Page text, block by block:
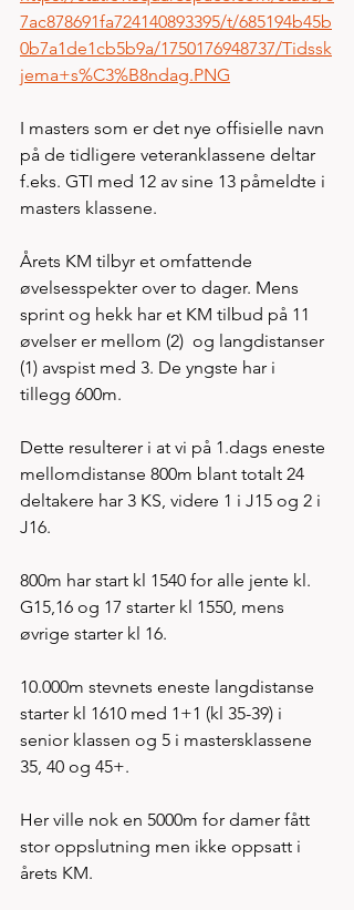
7ac878691fa724140893395/t/685194b45b
0b7a1de1cb5b9a/1750176948737/Tidssk
jema+s%C3%B8ndag.PNG
I masters som er det nye offisielle navn
på de tidligere veteranklassene deltar
f.eks. GTI med 12 av sine 13 påmeldte i
masters klassene.
Årets KM tilbyr et omfattende
øvelsesspekter over to dager. Mens
sprint og hekk har et KM tilbud på 11
øvelser er mellom (2)  og langdistanser
(1) avspist med 3. De yngste har i
tillegg 600m.
Dette resulterer i at vi på 1.dags eneste
mellomdistanse 800m blant totalt 24
deltakere har 3 KS, videre 1 i J15 og 2 i
J16.
800m har start kl 1540 for alle jente kl.
G15,16 og 17 starter kl 1550, mens
øvrige starter kl 16.
10.000m stevnets eneste langdistanse
starter kl 1610 med 1+1 (kl 35-39) i
senior klassen og 5 i mastersklassene
35, 40 og 45+.
Her ville nok en 5000m for damer fått
stor oppslutning men ikke oppsatt i
årets KM.